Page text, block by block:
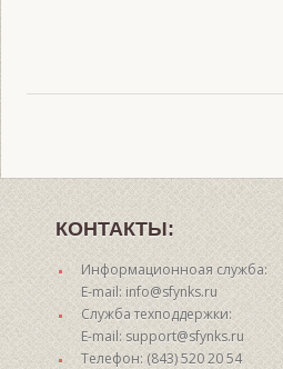
КОНТАКТЫ:
Информационноая служба:
E-mail: info@sfynks.ru
Служба техподдержки:
E-mail: support@sfynks.ru
Телефон: (843) 520 20 54